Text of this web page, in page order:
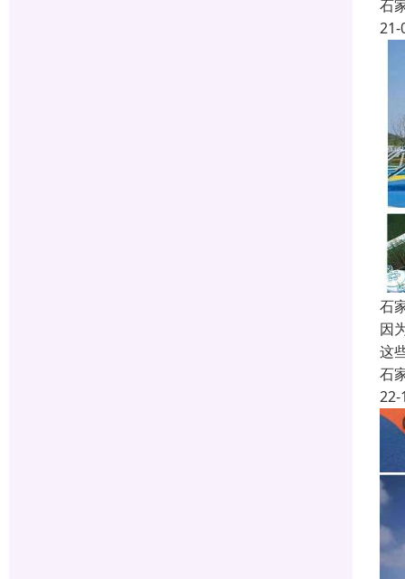
石
21-
石
因
这
石
22-